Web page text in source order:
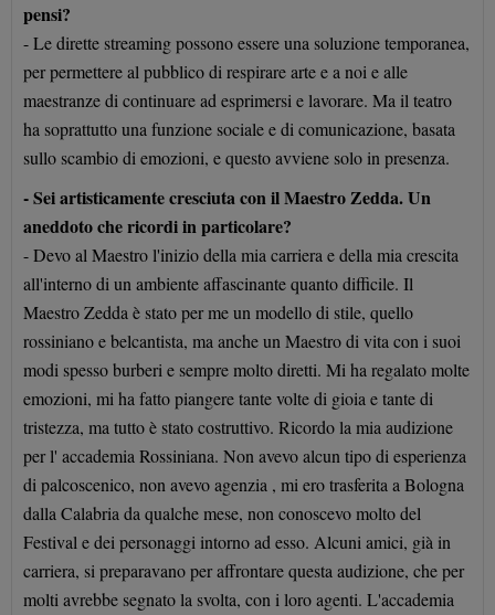
pensi?
- Le dirette streaming possono essere una soluzione temporanea,
per permettere al pubblico di respirare arte e a noi e alle
maestranze di continuare ad esprimersi e lavorare. Ma il teatro
ha soprattutto una funzione sociale e di comunicazione, basata
sullo scambio di emozioni, e questo avviene solo in presenza.
- Sei artisticamente cresciuta con il Maestro Zedda. Un
aneddoto che ricordi in particolare?
- Devo al Maestro l'inizio della mia carriera e della mia crescita
all'interno di un ambiente affascinante quanto difficile. Il
Maestro Zedda è stato per me un modello di stile, quello
rossiniano e belcantista, ma anche un Maestro di vita con i suoi
modi spesso burberi e sempre molto diretti. Mi ha regalato molte
emozioni, mi ha fatto piangere tante volte di gioia e tante di
tristezza, ma tutto è stato costruttivo. Ricordo la mia audizione
per l' accademia Rossiniana. Non avevo alcun tipo di esperienza
di palcoscenico, non avevo agenzia , mi ero trasferita a Bologna
dalla Calabria da qualche mese, non conoscevo molto del
Festival e dei personaggi intorno ad esso. Alcuni amici, già in
carriera, si preparavano per affrontare questa audizione, che per
molti avrebbe segnato la svolta, con i loro agenti. L'accademia